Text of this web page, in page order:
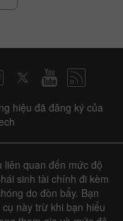
hiệu đã đăng ký của
liên quan đến mức độ
sinh tài chính đi kèm
do đòn bẩy. Bạn
này trừ khi bạn hiểu